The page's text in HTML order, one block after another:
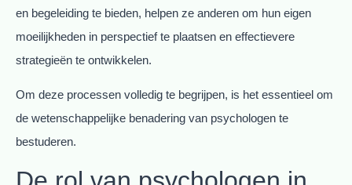
en begeleiding te bieden, helpen ze anderen om hun eigen
moeilijkheden in perspectief te plaatsen en effectievere
strategieën te ontwikkelen.
Om deze processen volledig te begrijpen, is het essentieel om
de wetenschappelijke benadering van psychologen te
bestuderen.